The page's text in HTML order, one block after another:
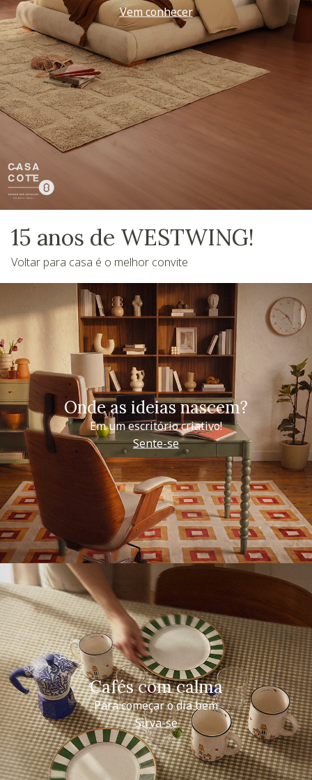
Vem conhecer
15 anos de WESTWING!
Voltar para casa é o melhor convite
Onde as ideias nascem?
Em um escritório criativo!
Sente-se
Cafés com calma
Para começar o dia bem
Sirva-se